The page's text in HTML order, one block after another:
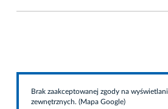
Brak zaakceptowanej zgody na
zewnętrznych. (Mapa Google)